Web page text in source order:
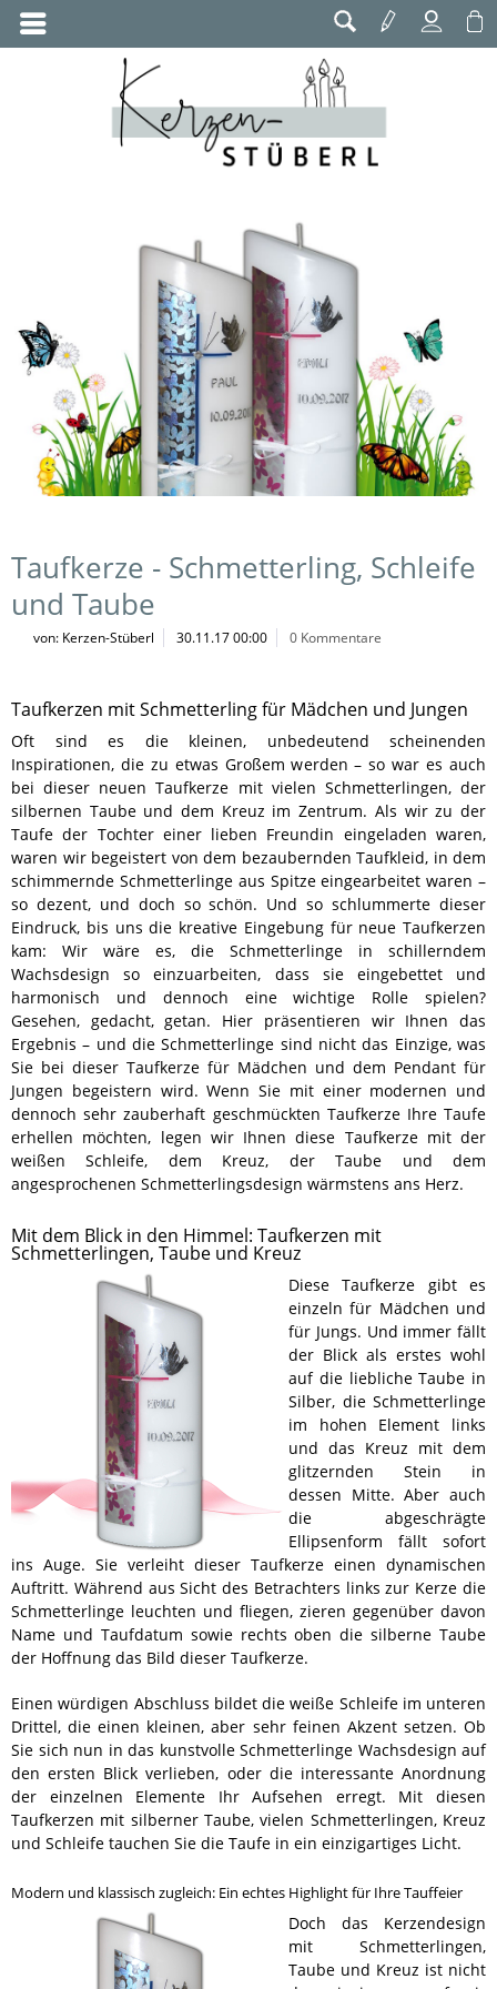
Taufkerze - Schmetterling, Schleife
und Taube
von: Kerzen-Stüberl 30.11.17 00:00 0 Kommentare
Taufkerzen mit Schmetterling für Mädchen und Jungen
Oft sind es die kleinen, unbedeutend scheinenden
Inspirationen, die zu etwas Großem werden – so war es auch
bei dieser neuen Taufkerze mit vielen Schmetterlingen, der
silbernen Taube und dem Kreuz im Zentrum. Als wir zu der
Taufe der Tochter einer lieben Freundin eingeladen waren,
waren wir begeistert von dem bezaubernden Taufkleid, in dem
schimmernde Schmetterlinge aus Spitze eingearbeitet waren –
so dezent, und doch so schön. Und so schlummerte dieser
Eindruck, bis uns die kreative Eingebung für neue Taufkerzen
kam: Wir wäre es, die Schmetterlinge in schillerndem
Wachsdesign so einzuarbeiten, dass sie eingebettet und
harmonisch und dennoch eine wichtige Rolle spielen?
Gesehen, gedacht, getan. Hier präsentieren wir Ihnen das
Ergebnis – und die Schmetterlinge sind nicht das Einzige, was
Sie bei dieser Taufkerze für Mädchen und dem Pendant für
Jungen begeistern wird. Wenn Sie mit einer modernen und
dennoch sehr zauberhaft geschmückten Taufkerze Ihre Taufe
erhellen möchten, legen wir Ihnen diese Taufkerze mit der
weißen Schleife, dem Kreuz, der Taube und dem
angesprochenen Schmetterlingsdesign wärmstens ans Herz.
Mit dem Blick in den Himmel: Taufkerzen mit
Schmetterlingen, Taube und Kreuz
Diese Taufkerze gibt es
einzeln für Mädchen und
für Jungs. Und immer fällt
der Blick als erstes wohl
auf die liebliche Taube in
Silber, die Schmetterlinge
im hohen Element links
und das Kreuz mit dem
glitzernden Stein in
dessen Mitte. Aber auch
die abgeschrägte
Ellipsenform fällt sofort
ins Auge. Sie verleiht dieser Taufkerze einen dynamischen
Auftritt. Während aus Sicht des Betrachters links zur Kerze die
Schmetterlinge leuchten und fliegen, zieren gegenüber davon
Name und Taufdatum sowie rechts oben die silberne Taube
der Hoffnung das Bild dieser Taufkerze.
Einen würdigen Abschluss bildet die weiße Schleife im unteren
Drittel, die einen kleinen, aber sehr feinen Akzent setzen. Ob
Sie sich nun in das kunstvolle Schmetterlinge Wachsdesign auf
den ersten Blick verlieben, oder die interessante Anordnung
der einzelnen Elemente Ihr Aufsehen erregt. Mit diesen
Taufkerzen mit silberner Taube, vielen Schmetterlingen, Kreuz
und Schleife tauchen Sie die Taufe in ein einzigartiges Licht.
Modern und klassisch zugleich: Ein echtes Highlight für Ihre Tauffeier
Doch das Kerzendesign
mit Schmetterlingen,
Taube und Kreuz ist nicht